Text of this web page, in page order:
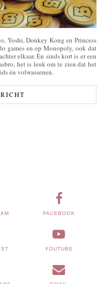
Yoshi, Donkey Kong en Princess
games en op Monopoly, ook dat
elkaar. En sinds kort is er een
het is leuk om te zien dat het
én volwassenen.
FACEBOOK
YOUTUBE